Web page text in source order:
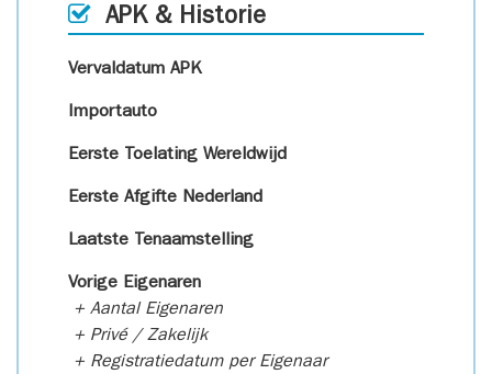
APK & Historie
Vervaldatum APK
Importauto
Eerste Toelating Wereldwijd
Eerste Afgifte Nederland
Laatste Tenaamstelling
Vorige Eigenaren
+ Aantal Eigenaren
+ Privé / Zakelijk
+ Registratiedatum per Eigenaar